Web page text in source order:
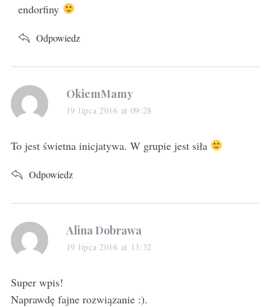
endorfiny
Odpowiedz
s
a
s
OkiemMamy
19 lipca 2016 at 09:28
To jest świetna inicjatywa. W grupie jest siła
Odpowiedz
s
a
:
Alina Dobrawa
19 lipca 2016 at 13:32
Super wpis!
Naprawdę fajne rozwiązanie :).